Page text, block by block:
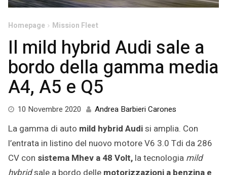
Homepage Mission Fleet
Il mild hybrid Audi sale a
bordo della gamma media
A4, A5 e Q5
10 Novembre 2020
2022
Andrea Barbieri Carones
La gamma di auto mild hybrid Audisi amplia. Con
l’entrata in listino del nuovo motore V6 3.0 Tdi da 286
CV con sistema Mhev a 48 Volt, la tecnologia mild